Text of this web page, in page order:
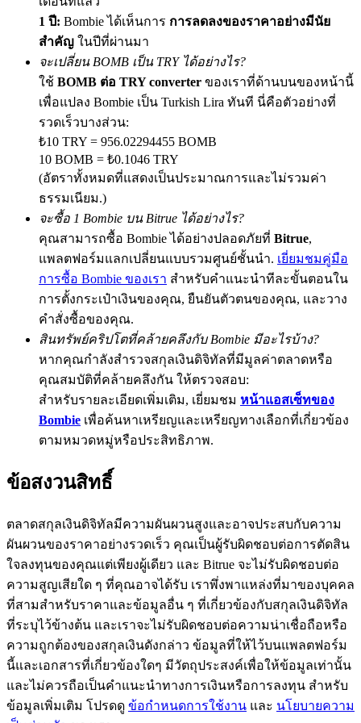
Exclusive for BitMart Users
Register & Trade to Win 500,000 USDT
Precious Metals Trading Carnival
Trade Gold & Silver · 33,333 USDT Bonus
USDT New User Exclusive 10% APR
USDT Flexible Staking | Daily Rewards
BTC New User Exclusive: 6.5% APR
BTC Flexible Staking | Daily Rewards
กิจกรรมเพิ่มเติม
รับรางวัลและสิทธิพิเศษสุดพิเศษ
ศูนย์รางวัล
เข้าสู่ระบบ
1 ปี: Bombie ได้เห็นการ การลดลงของราคาอย่างมีนัย
สำคัญ ในปีที่ผ่านมา
จะเปลี่ยน BOMB เป็น TRY ได้อย่างไร?
ใช้ BOMB ต่อ TRY converter ของเราที่ด้านบนของหน้านี้
เพื่อแปลง Bombie เป็น Turkish Lira ทันที นี่คือตัวอย่างที่
รวดเร็วบางส่วน:
₺10 TRY = 956.02294455 BOMB
10 BOMB = ₺0.1046 TRY
(อัตราทั้งหมดที่แสดงเป็นประมาณการและไม่รวมค่า
ธรรมเนียม.)
จะซื้อ 1 Bombie บน Bitrue ได้อย่างไร?
คุณสามารถซื้อ Bombie ได้อย่างปลอดภัยที่ Bitrue,
แพลตฟอร์มแลกเปลี่ยนแบบรวมศูนย์ชั้นนำ. เยี่ยมชมคู่มือ
การซื้อ Bombie ของเรา สำหรับคำแนะนำทีละขั้นตอนใน
การตั้งกระเป๋าเงินของคุณ, ยืนยันตัวตนของคุณ, และวาง
คำสั่งซื้อของคุณ.
สินทรัพย์คริปโตที่คล้ายคลึงกับ Bombie มีอะไรบ้าง?
หากคุณกำลังสำรวจสกุลเงินดิจิทัลที่มีมูลค่าตลาดหรือ
คุณสมบัติที่คล้ายคลึงกัน ให้ตรวจสอบ:
สำหรับรายละเอียดเพิ่มเติม, เยี่ยมชม หน้าแอสเซ็ทของ
Bombie เพื่อค้นหาเหรียญและเหรียญทางเลือกที่เกี่ยวข้อง
ตามหมวดหมู่หรือประสิทธิภาพ.
ข้อสงวนสิทธิ์
ตลาดสกุลเงินดิจิทัลมีความผันผวนสูงและอาจประสบกับความ
ผันผวนของราคาอย่างรวดเร็ว คุณเป็นผู้รับผิดชอบต่อการตัดสิน
ใจลงทุนของคุณแต่เพียงผู้เดียว และ Bitrue จะไม่รับผิดชอบต่อ
ความสูญเสียใด ๆ ที่คุณอาจได้รับ เราพึ่งพาแหล่งที่มาของบุคคล
ที่สามสำหรับราคาและข้อมูลอื่น ๆ ที่เกี่ยวข้องกับสกุลเงินดิจิทัล
ที่ระบุไว้ข้างต้น และเราจะไม่รับผิดชอบต่อความน่าเชื่อถือหรือ
ความถูกต้องของสกุลเงินดังกล่าว ข้อมูลที่ให้ไว้บนแพลตฟอร์ม
นี้และเอกสารที่เกี่ยวข้องใดๆ มีวัตถุประสงค์เพื่อให้ข้อมูลเท่านั้น
และไม่ควรถือเป็นคำแนะนำทางการเงินหรือการลงทุน สำหรับ
ข้อมูลเพิ่มเติม โปรดดู ข้อกำหนดการใช้งาน และ นโยบายความ